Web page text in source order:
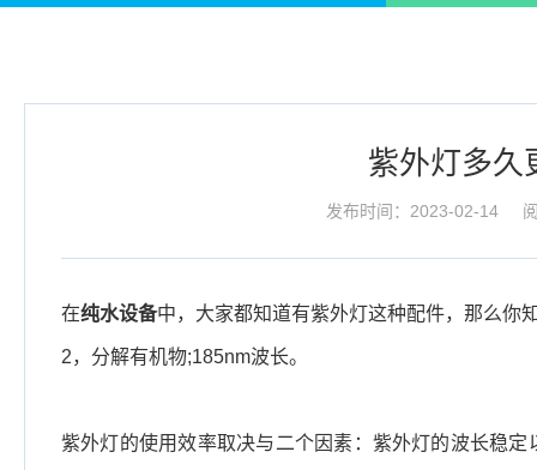
紫外灯多久
发布时间：2023-02-14
在纯水设备中，大家都知道有紫外灯这种配件，那么你
2，分解有机物;185nm波长。
紫外灯的使用效率取决与二个因素：紫外灯的波长稳